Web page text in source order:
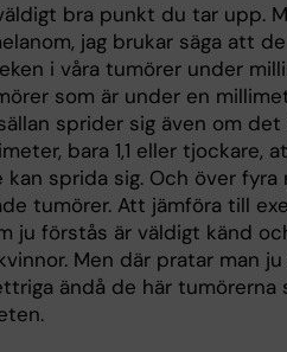
bra punkt du tar upp.
jag brukar säga att
i våra tumörer under
som är under en
sprider sig även om
bara 1,1 eller tjockare,
sprida sig. Och över fyra
tumörer. Att jämföra till
ju förstås är väldigt känd
Men där pratar man
ändå de här tumörerna